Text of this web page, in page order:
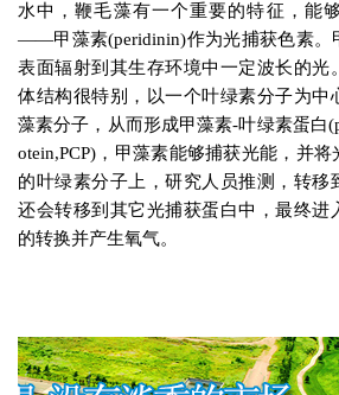
水中，鞭毛藻有一个重要的特征，能
——甲藻素(peridinin)作为光捕获色素。
表面辐射到其生存环境中一定波长的光
体结构很特别，以一个叶绿素分子为中
藻素分子，从而形成甲藻素-叶绿素蛋白
otein,PCP) ，甲藻素能够捕获光能，并
的叶绿素分子上，研究人员推测，转移
还会转移到其它光捕获蛋白中，最终进
的转换并产生氧气。